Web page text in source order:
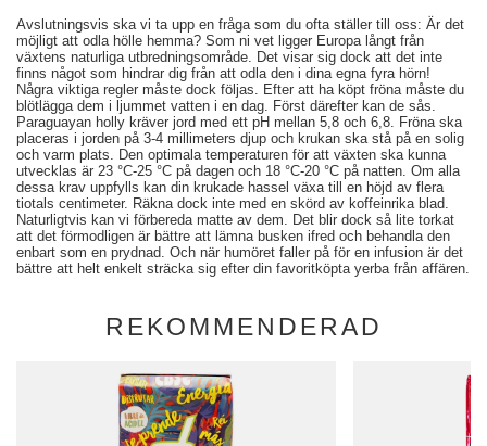
Avslutningsvis ska vi ta upp en fråga som du ofta ställer till oss: Är det
möjligt att odla hölle hemma? Som ni vet ligger Europa långt från
växtens naturliga utbredningsområde. Det visar sig dock att det inte
finns något som hindrar dig från att odla den i dina egna fyra hörn!
Några viktiga regler måste dock följas. Efter att ha köpt fröna måste du
blötlägga dem i ljummet vatten i en dag. Först därefter kan de sås.
Paraguayan holly kräver jord med ett pH mellan 5,8 och 6,8. Fröna ska
placeras i jorden på 3-4 millimeters djup och krukan ska stå på en solig
och varm plats. Den optimala temperaturen för att växten ska kunna
utvecklas är 23 °C-25 °C på dagen och 18 °C-20 °C på natten. Om alla
dessa krav uppfylls kan din krukade hassel växa till en höjd av flera
tiotals centimeter. Räkna dock inte med en skörd av koffeinrika blad.
Naturligtvis kan vi förbereda matte av dem. Det blir dock så lite torkat
att det förmodligen är bättre att lämna busken ifred och behandla den
enbart som en prydnad. Och när humöret faller på för en infusion är det
bättre att helt enkelt sträcka sig efter din favoritköpta yerba från affären.
REKOMMENDERAD